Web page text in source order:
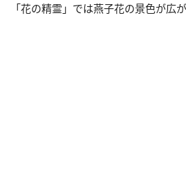
「花の精霊」では燕子花の景色が広が